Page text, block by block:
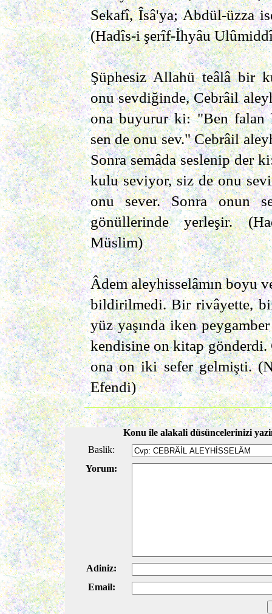
Sekafî, Îsâ'ya; Abdül-üzza
(Hadîs-i şerîf-İhyâu
Şüphesiz Allahü teâlâ bir
onu sevdiğinde, Cebrâil
ona buyurur ki: "Ben falan
sen de onu sev." Cebrâil
Sonra semâda seslenip der
kulu seviyor, siz de onu
onu sever. Sonra onun
gönüllerinde yerleşir.
Müslim)
Âdem aleyhisselâmın boyu
bildirilmedi. Bir rivâyette,
yüz yaşında iken
kendisine on kitap
ona on iki sefer gelmişti.
Efendi)
Konu ile alakali düsüncelerinizi
Baslik:
Yorum:
Adiniz:
Email: